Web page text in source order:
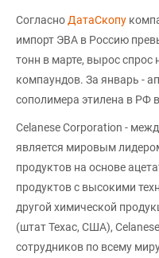
Согласно ДатаСкопу
импорт ЭВА в Россию
тонн в марте, вырос спрос
компаундов. За январь -
сополимера этилена в РФ
Celanese Corporation -
является мировым
продуктов на основе
продуктов с высокими
другой химической
(штат Техас, США),
сотрудников по всему